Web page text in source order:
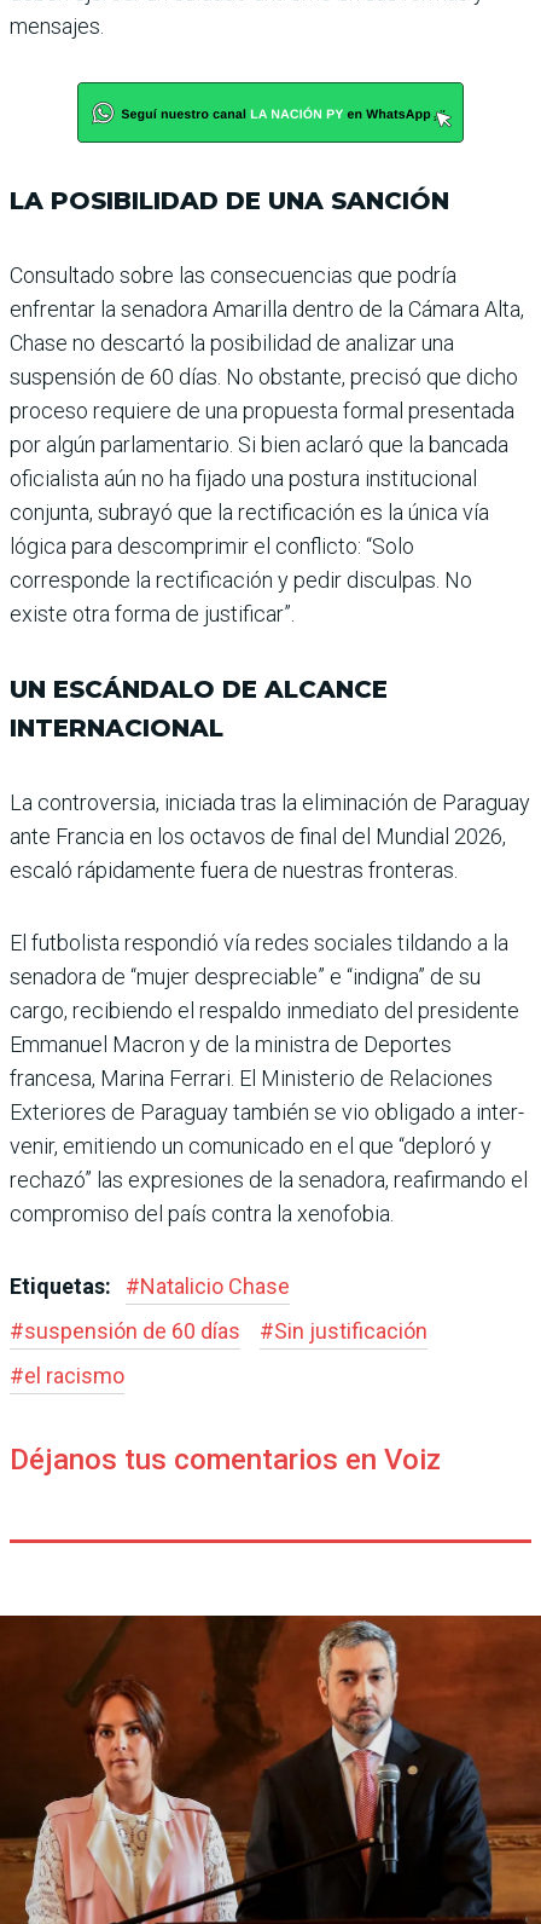
mensajes.
LA POSIBILIDAD DE UNA SANCIÓN
Consultado sobre las conse­cuencias que podría
enfrentar la senadora Amarilla dentro de la Cámara Alta,
Chase no des­cartó la posibilidad de anali­zar una
suspensión de 60 días. No obstante, precisó que dicho
proceso requiere de una pro­puesta formal presentada
por algún parlamentario. Si bien aclaró que la bancada
oficia­lista aún no ha fijado una pos­tura institucional
conjunta, subrayó que la rectificación es la única vía
lógica para des­comprimir el conflicto: “Solo
corresponde la rectificación y pedir disculpas. No
existe otra forma de justificar”.
UN ESCÁNDALO DE ALCANCE
INTERNACIONAL
La controversia, iniciada tras la eliminación de Paraguay
ante Francia en los octavos de final del Mundial 2026,
escaló rápidamente fuera de nuestras fronteras.
El futbolista respondió vía redes sociales tildando a la
senadora de “mujer des­preciable” e “indigna” de su
cargo, recibiendo el res­paldo inmediato del presi­dente
Emmanuel Macron y de la ministra de Deportes
francesa, Marina Ferrari. El Ministerio de Relaciones
Exteriores de Paraguay tam­bién se vio obligado a inter­
venir, emitiendo un comu­nicado en el que “deploró y
rechazó” las expresiones de la senadora, reafirmando el
compromiso del país contra la xenofobia.
Etiquetas: #Natalicio Chase
#suspensión de 60 días #Sin justificación
#el racismo
Déjanos tus comentarios en Voiz